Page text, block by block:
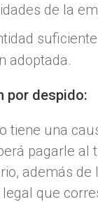
de la
adoptada.
por despido:
tiene una
pagarle al
además de
que